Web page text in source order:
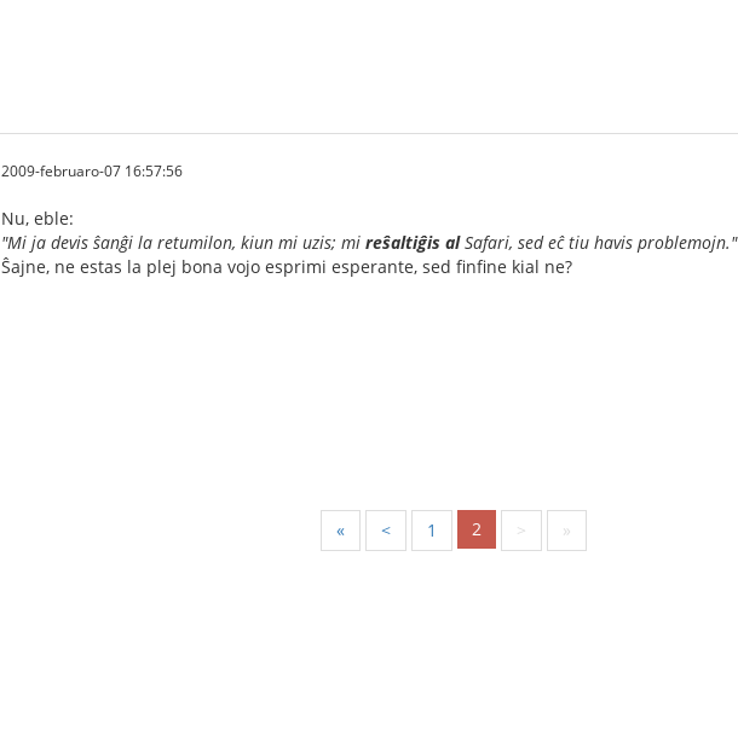
2009-februaro-07 16:57:56
Nu, eble:
"Mi ja devis ŝanĝi la retumilon, kiun mi uzis; mi reŝaltiĝis alSafari, sed eĉ tiu havis problemojn."
Ŝajne, ne estas la plej bona vojo esprimi esperante, sed finfine kial ne?
« < 1 2 > »